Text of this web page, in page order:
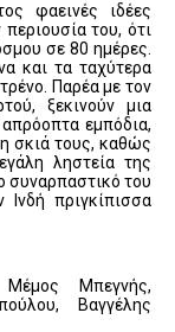
φαεινές ιδέες
του, ότι
σε 80 ημέρες.
και τα ταχύτερα
Παρέα με τον
ξεκινούν μια
εμπόδια,
σκιά τους, καθώς
ληστεία της
συναρπαστικό του
πριγκίπισσα
Μέμος Μπεγνής,
Βαγγέλης